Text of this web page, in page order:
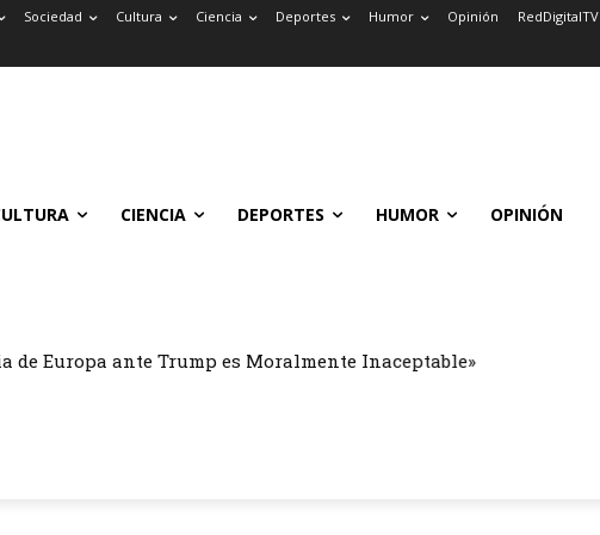
Sociedad Cultura Ciencia Deportes Humor Opinión RedDigitalTV
CIENCIA DEPORTES HUMOR OPINIÓN
de Europa ante Trump es Moralmente Inaceptable»